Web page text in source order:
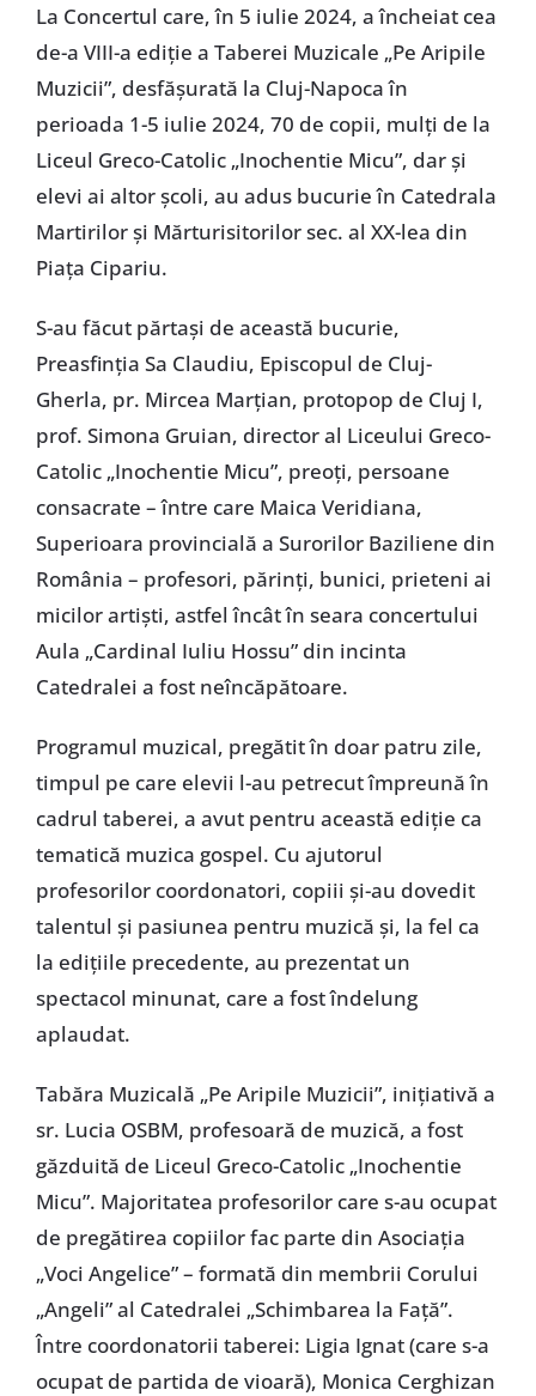
La Concertul care, în 5 iulie 2024, a încheiat cea
de-a VIII-a ediție a Taberei Muzicale „Pe Aripile
Muzicii”, desfășurată la Cluj-Napoca în
perioada 1-5 iulie 2024, 70 de copii, mulți de la
Liceul Greco-Catolic „Inochentie Micu”, dar și
elevi ai altor școli, au adus bucurie în Catedrala
Martirilor și Mărturisitorilor sec. al XX-lea din
Piața Cipariu.
S-au făcut părtași de această bucurie,
Preasfinția Sa Claudiu, Episcopul de Cluj-
Gherla, pr. Mircea Marțian, protopop de Cluj I,
prof. Simona Gruian, director al Liceului Greco-
Catolic „Inochentie Micu”, preoți, persoane
consacrate – între care Maica Veridiana,
Superioara provincială a Surorilor Baziliene din
România – profesori, părinți, bunici, prieteni ai
micilor artiști, astfel încât în seara concertului
Aula „Cardinal Iuliu Hossu” din incinta
Catedralei a fost neîncăpătoare.
Programul muzical, pregătit în doar patru zile,
timpul pe care elevii l-au petrecut împreună în
cadrul taberei, a avut pentru această ediție ca
tematică muzica gospel. Cu ajutorul
profesorilor coordonatori, copiii și-au dovedit
talentul și pasiunea pentru muzică și, la fel ca
la edițiile precedente, au prezentat un
spectacol minunat, care a fost îndelung
aplaudat.
Tabăra Muzicală „Pe Aripile Muzicii”, inițiativă a
sr. Lucia OSBM, profesoară de muzică, a fost
găzduită de Liceul Greco-Catolic „Inochentie
Micu”. Majoritatea profesorilor care s-au ocupat
de pregătirea copiilor fac parte din Asociația
„Voci Angelice” – formată din membrii Corului
„Angeli” al Catedralei „Schimbarea la Față”.
Între coordonatorii taberei: Ligia Ignat (care s-a
ocupat de partida de vioară), Monica Cerghizan